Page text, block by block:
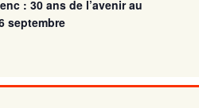
: 30 ans de l’avenir au
septembre